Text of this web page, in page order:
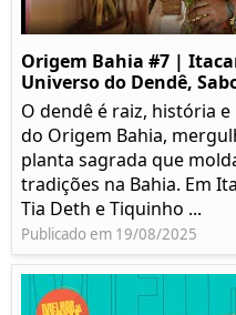
Origem Bahia #7 |
Universo do Dendê,
O dendê é raiz, história
do Origem Bahia,
planta sagrada que
tradições na Bahia. Em
Tia Deth e Tiquinho ...
Publicado em 19/08/2025